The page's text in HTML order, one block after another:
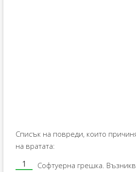
Списък на повреди, които
на вратата:
Софтуерна грешка.